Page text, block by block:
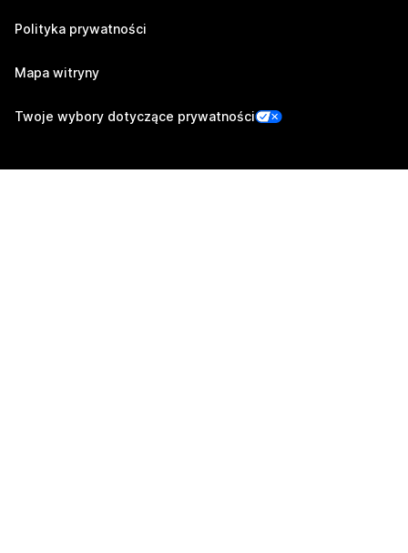
Polityka prywatności
Mapa witryny
Twoje wybory dotyczące prywatności